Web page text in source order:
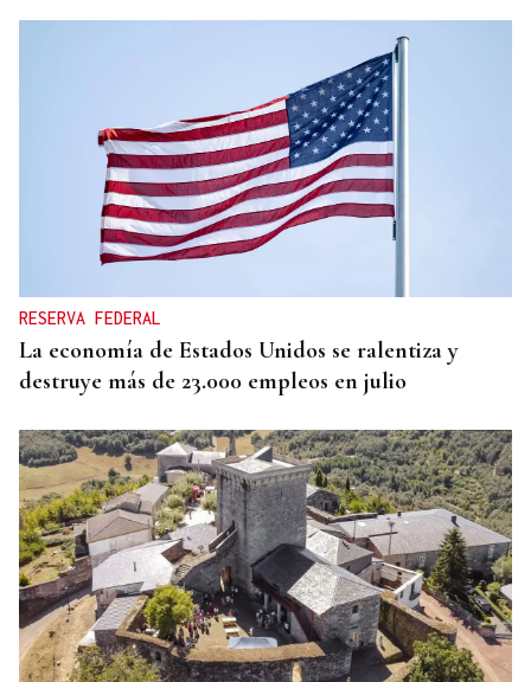
RESERVA FEDERAL
La economía de Estados Unidos se ralentiza y
destruye más de 23.000 empleos en julio